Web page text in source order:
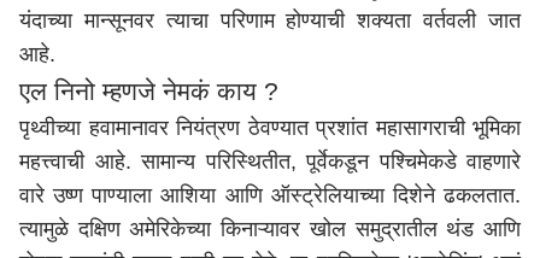
यंदाच्या मान्सूनवर त्याचा परिणाम होण्याची शक्यता वर्तवली जात
आहे.
एल निनो म्हणजे नेमकं काय ?
पृथ्वीच्या हवामानावर नियंत्रण ठेवण्यात प्रशांत महासागराची भूमिका
महत्त्वाची आहे. सामान्य परिस्थितीत, पूर्वेकडून पश्चिमेकडे वाहणारे
वारे उष्ण पाण्याला आशिया आणि ऑस्ट्रेलियाच्या दिशेने ढकलतात.
त्यामुळे दक्षिण अमेरिकेच्या किनाऱ्यावर खोल समुद्रातील थंड आणि